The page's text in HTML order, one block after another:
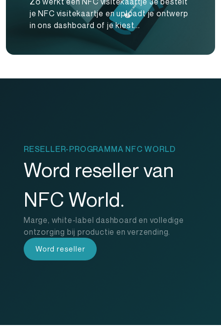
je NFC visitekaartje en uploadt je ontwerp
in ons dashboard of je kiest...
RESELLER-PROGRAMMA NFC WORLD
Word reseller van
NFC World.
Marge, white-label dashboard en volledige
ontzorging bij productie en verzending.
Word reseller